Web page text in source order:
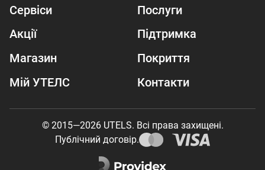
Сервіси
Послуги
Акції
Підтримка
Магазин
Покриття
Мій УТЕЛС
Контакти
© 2015—2026 UTELS. Всі права захищені.
Публічний договір.